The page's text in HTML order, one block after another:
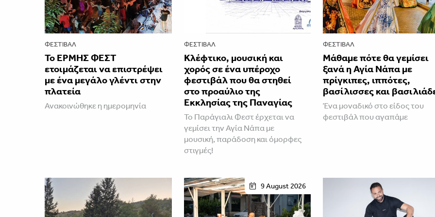
ΦΕΣΤΙΒΑΛ
Το ΕΡΜΗΣ ΦΕΣΤ
ετοιμάζεται να επιστρέψει
με ένα μεγάλο γλέντι στην
πλατεία
Ανακοινώθηκε η ημερομηνία
ΦΕΣΤΙΒΑΛ
Κλέφτικο, μουσική και
χορός σε ένα υπέροχο
φεστιβάλ που θα στηθεί
στο προαύλιο της
Εκκλησίας της Παναγίας
Το Παράγιαλι Φεστ έρχεται να
γεμίσει την Αγία Νάπα με
μουσική, παράδοση και όμορφες
στιγμές!
ΦΕΣΤΙΒΑΛ
Μάθαμε πότε θα γεμίσει
ξανά η Αγία Νάπα με
πρίγκιπες, ιππότες,
βασίλισσες και
Ένα μοναδικό στο είδος του
φεστιβάλ που αγαπάμε
9 August 2026